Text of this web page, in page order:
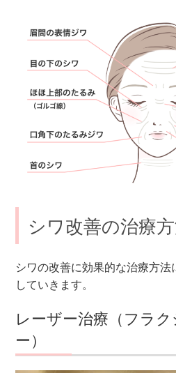
シワ改善の治療
シワの改善に効果的な治療方
していきます。
レーザー治療（フラ
ー）